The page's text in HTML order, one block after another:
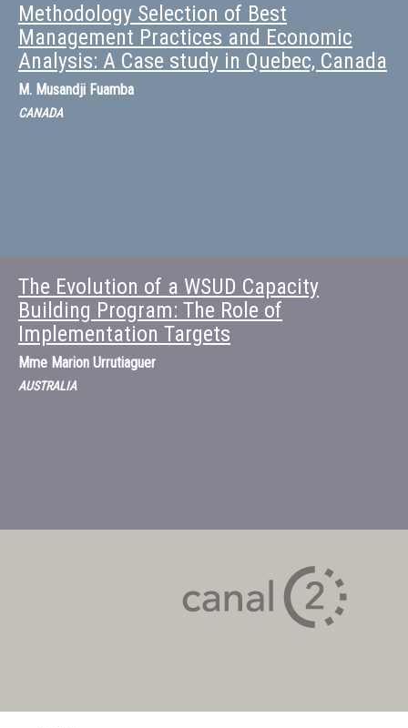
Methodology Selection of Best
Management Practices and Economic
Analysis: A Case study in Quebec, Canada
M. Musandji Fuamba
CANADA
The Evolution of a WSUD Capacity
Building Program: The Role of
Implementation Targets
Mme Marion Urrutiaguer
AUSTRALIA